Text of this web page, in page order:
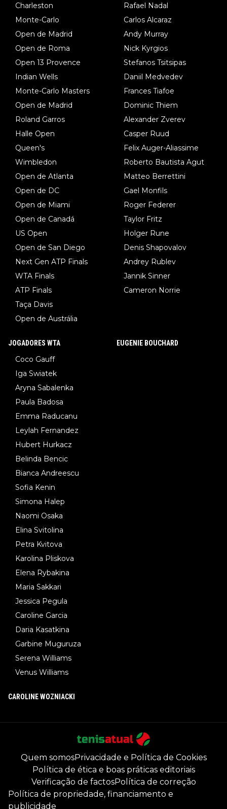
Charleston
Monte-Carlo
Open de Madrid
Open de Roma
Open 13 Provence
Indian Wells
Monte-Carlo Masters
Open de Madrid
Roland Garros
Halle Open
Queen's
Wimbledon
Open de Atlanta
Open de DC
Open de Miami
Open de Canadá
US Open
Open de San Diego
Next Gen ATP Finals
WTA Finals
ATP Finals
Taça Davis
Open de Austrália
Rafael Nadal
Carlos Alcaraz
Andy Murray
Nick Kyrgios
Stefanos Tsitsipas
Daniil Medvedev
Frances Tiafoe
Dominic Thiem
Alexander Zverev
Casper Ruud
Felix Auger-Aliassime
Roberto Bautista Agut
Matteo Berrettini
Gael Monfils
Roger Federer
Taylor Fritz
Holger Rune
Denis Shapovalov
Andrey Rublev
Jannik Sinner
Cameron Norrie
JOGADORES WTA
Coco Gauff
Iga Swiatek
Aryna Sabalenka
Paula Badosa
Emma Raducanu
Leylah Fernandez
Hubert Hurkacz
Belinda Bencic
Bianca Andreescu
Sofia Kenin
Simona Halep
Naomi Osaka
Elina Svitolina
Petra Kvitova
Karolina Pliskova
Elena Rybakina
Maria Sakkari
Jessica Pegula
Caroline Garcia
Daria Kasatkina
Garbine Muguruza
Serena Williams
Venus Williams
EUGENIE BOUCHARD
CAROLINE WOZNIACKI
Quem somosPrivacidade e Política de Cookies
Política de ética e boas práticas editoriais
Verificação de factosPolítica de correção
Política de propriedade, financiamento e
publicidade